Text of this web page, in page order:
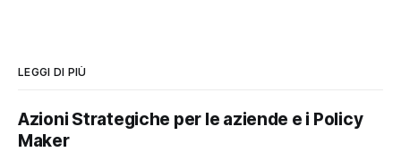
LEGGI DI PIÙ
Azioni Strategiche per le aziende e i Policy
Maker